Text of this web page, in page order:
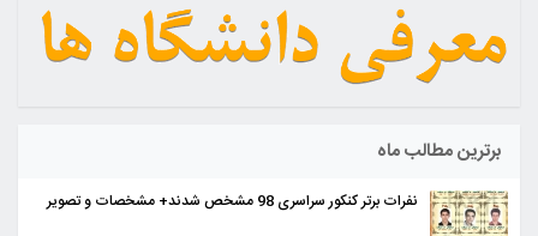
برترین مطالب ماه
نفرات برتر کنکور سراسری 98 مشخص شدند+ مشخصات و تصویر